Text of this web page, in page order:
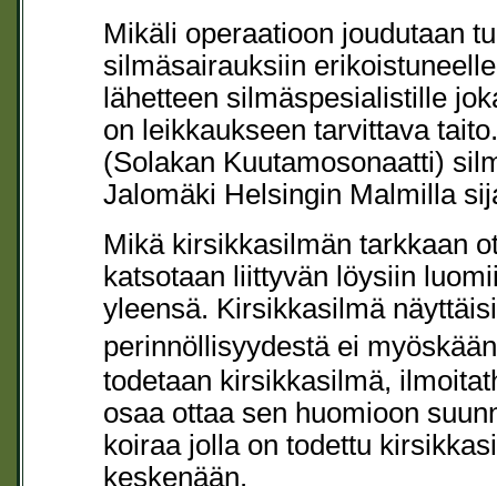
Mikäli operaatioon joudutaan
silmäsairauksiin
lähetteen silmäspesialistille
on leikkaukseen tarvittava
(Solakan Kuutamosonaatti)
Jalomäki Helsingin Malmilla
Mikä kirsikkasilmän tarkkaan
katsotaan liittyvän löysiin
yleensä. Kirsikkasilmä
perinnöllisyydestä ei
todetaan kirsikkasilmä,
osaa ottaa sen huomioon
koiraa jolla on todettu
keskenään.